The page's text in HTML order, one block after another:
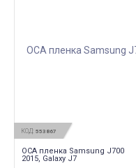
КОД: 553867
OCA пленка Samsung J700
2015, Galaxy J7